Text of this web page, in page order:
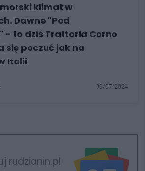
klimat w
Dawne "Pod
- to dziś Trattoria Corno
się poczuć jak na
Italii
09/07/2024
rudzianin.pl